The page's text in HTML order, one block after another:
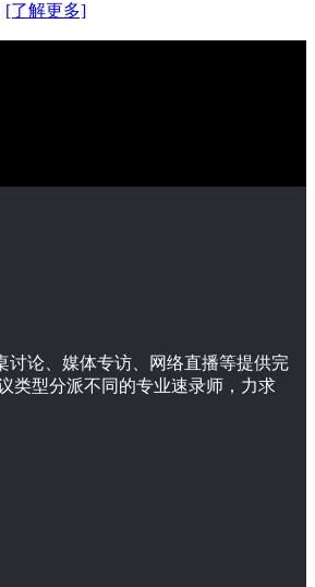
[了解更多]
讨论、媒体专访、网络直播等提供完
类型分派不同的专业速录师，力求